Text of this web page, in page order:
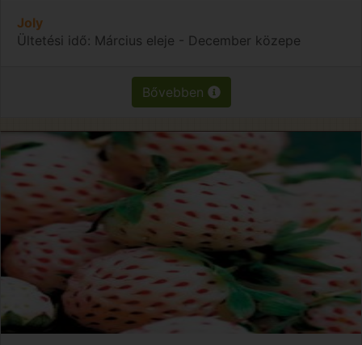
Joly
Ültetési idő: Március eleje - December közepe
Bővebben